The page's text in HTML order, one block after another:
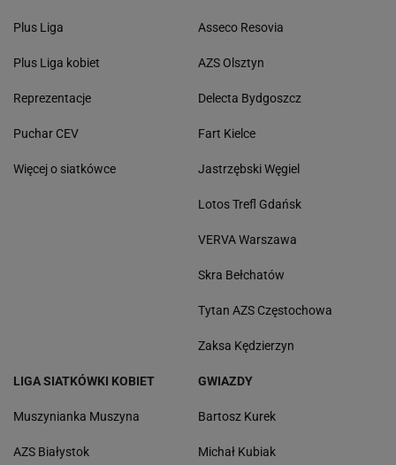
Plus Liga
Plus Liga kobiet
Reprezentacje
Puchar CEV
Więcej o siatkówce
Asseco Resovia
AZS Olsztyn
Delecta Bydgoszcz
Fart Kielce
Jastrzębski Węgiel
Lotos Trefl Gdańsk
VERVA Warszawa
Skra Bełchatów
Tytan AZS Częstochowa
Zaksa Kędzierzyn
LIGA SIATKÓWKI KOBIET
Muszynianka Muszyna
AZS Białystok
GWIAZDY
Bartosz Kurek
Michał Kubiak